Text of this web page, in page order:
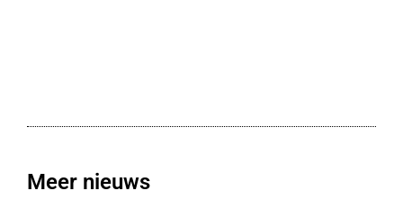
Meer nieuws